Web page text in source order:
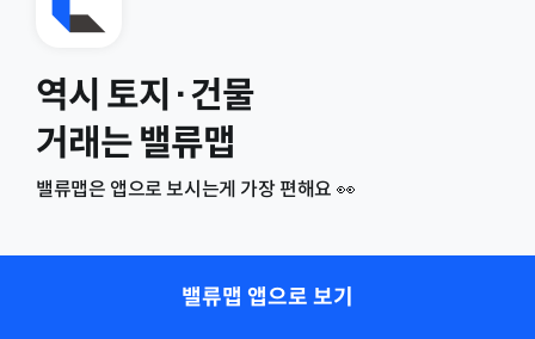
역시 토지·건물
거래는 밸류맵
밸류맵은 앱으로 보시는게 가장 편해요 👀
밸류맵 앱으로 보기